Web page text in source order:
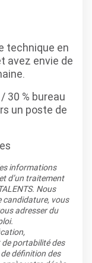
technique en
avez envie de
30 % bureau
un poste de
informations
d’un traitement
Nous
candidature, vous
adresser du
de portabilité des
définition des